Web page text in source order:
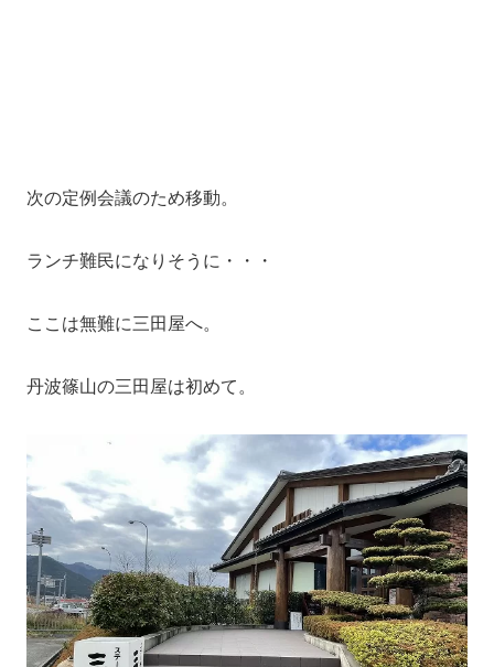
次の定例会議のため移動。
ランチ難民になりそうに・・・
ここは無難に三田屋へ。
丹波篠山の三田屋は初めて。